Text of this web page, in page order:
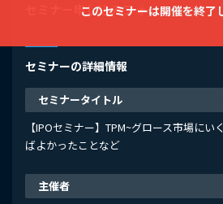
セミナー申し込みフォーム
セミナーの詳細情報
セミナータイトル
【IPOセミナー】TPM~グロース市場に
ばよかったことなど
主催者
このセミナーは開催を終了